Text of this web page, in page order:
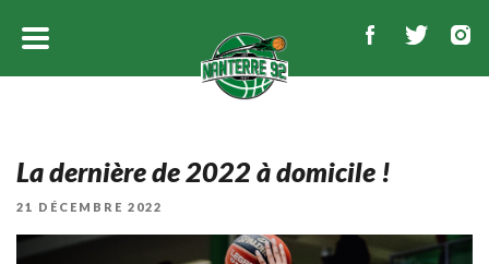
La dernière de 2022 à domicile !
PUBLIÉ
21 DÉCEMBRE 2022